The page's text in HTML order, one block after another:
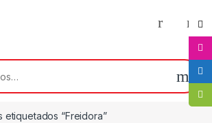
etiquetados “Freidora”